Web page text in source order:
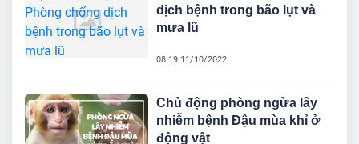
dịch bệnh trong bão lụt và
mưa lũ
08:19 11/10/2022
Chủ động phòng ngừa lây
nhiễm bệnh Đậu mùa khỉ ở
động vật